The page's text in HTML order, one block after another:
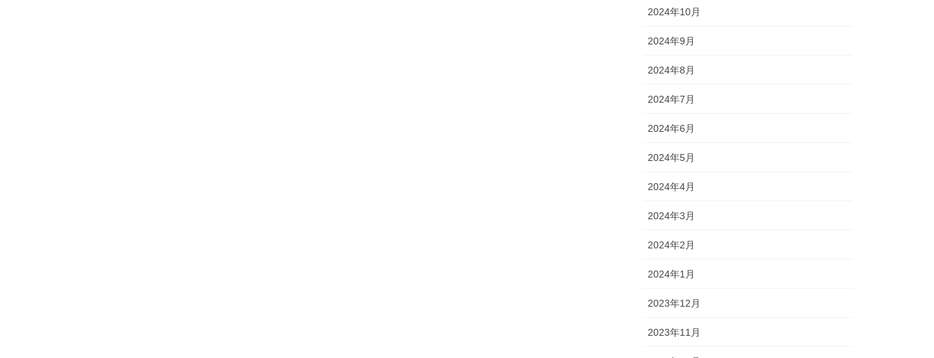
2024年10月
2024年9月
2024年8月
2024年7月
2024年6月
2024年5月
2024年4月
2024年3月
2024年2月
2024年1月
2023年12月
2023年11月